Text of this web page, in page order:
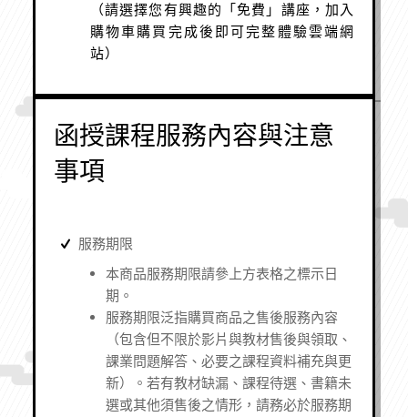
（請選擇您有興趣的「免費」講座，加入
購物車購買完成後即可完整體驗雲端網
站）
函授課程服務內容與注意
事項
服務期限
本商品服務期限請參上方表格之標示日
期。
服務期限泛指購買商品之售後服務內容
（包含但不限於影片與教材售後與領取、
課業問題解答、必要之課程資料補充與更
新）。若有教材缺漏、課程待選、書籍未
選或其他須售後之情形，請務必於服務期